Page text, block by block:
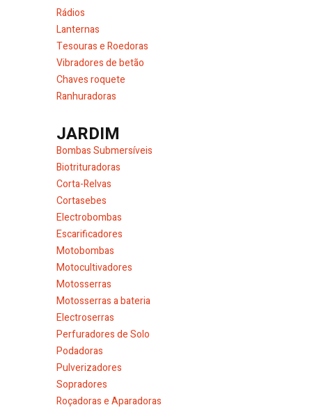
Rádios
Lanternas
Tesouras e Roedoras
Vibradores de betão
Chaves roquete
Ranhuradoras
JARDIM
Bombas Submersíveis
Biotrituradoras
Corta-Relvas
Cortasebes
Electrobombas
Escarificadores
Motobombas
Motocultivadores
Motosserras
Motosserras a bateria
Electroserras
Perfuradores de Solo
Podadoras
Pulverizadores
Sopradores
Roçadoras e Aparadoras